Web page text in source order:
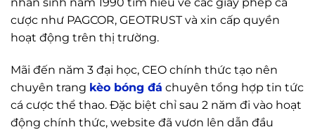
cược như PAGCOR, GEOTRUST và xin cấp quyền
hoạt động trên thị trường.
Mãi đến năm 3 đại học, CEO chính thức tạo nên
chuyên trang kèo bóng đá chuyên tổng hợp tin tức
cá cược thể thao. Đặc biệt chỉ sau 2 năm đi vào hoạt
động chính thức, website đã vươn lên dẫn đầu